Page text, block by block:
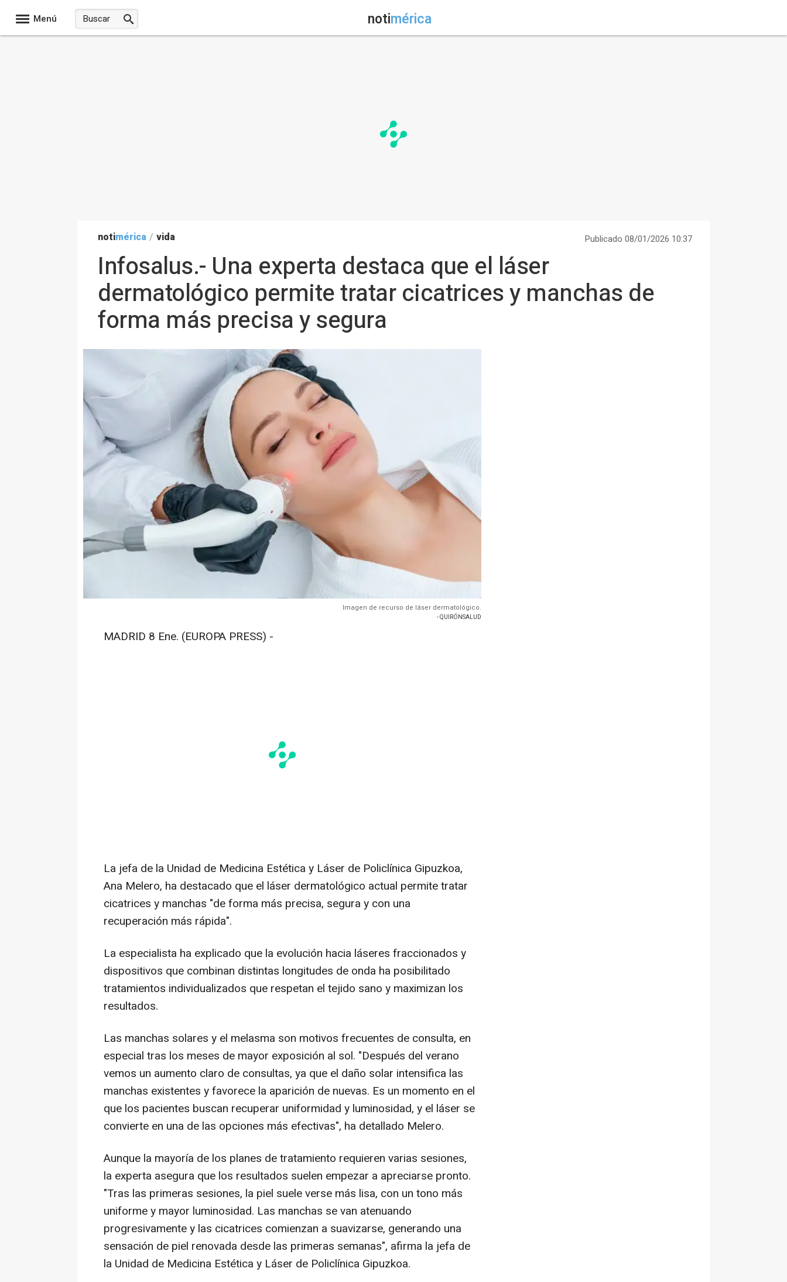
Menú notimérica
notimérica / vida Publicado 08/01/2026 10:37
Infosalus.- Una experta destaca que el láser
dermatológico permite tratar cicatrices y manchas de
forma más precisa y segura
Imagen de recurso de láser dermatológico.
- QUIRÓNSALUD
MADRID 8 Ene. (EUROPA PRESS) -
La jefa de la Unidad de Medicina Estética y Láser de Policlínica Gipuzkoa,
Ana Melero, ha destacado que el láser dermatológico actual permite tratar
cicatrices y manchas "de forma más precisa, segura y con una
recuperación más rápida".
La especialista ha explicado que la evolución hacia láseres fraccionados y
dispositivos que combinan distintas longitudes de onda ha posibilitado
tratamientos individualizados que respetan el tejido sano y maximizan los
resultados.
Las manchas solares y el melasma son motivos frecuentes de consulta, en
especial tras los meses de mayor exposición al sol. "Después del verano
vemos un aumento claro de consultas, ya que el daño solar intensifica las
manchas existentes y favorece la aparición de nuevas. Es un momento en el
que los pacientes buscan recuperar uniformidad y luminosidad, y el láser se
convierte en una de las opciones más efectivas", ha detallado Melero.
Aunque la mayoría de los planes de tratamiento requieren varias sesiones,
la experta asegura que los resultados suelen empezar a apreciarse pronto.
"Tras las primeras sesiones, la piel suele verse más lisa, con un tono más
uniforme y mayor luminosidad. Las manchas se van atenuando
progresivamente y las cicatrices comienzan a suavizarse, generando una
sensación de piel renovada desde las primeras semanas", afirma la jefa de
la Unidad de Medicina Estética y Láser de Policlínica Gipuzkoa.